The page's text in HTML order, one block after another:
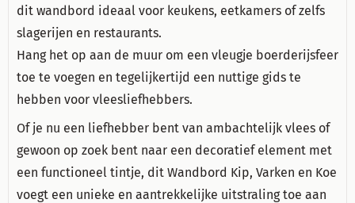
dit wandbord ideaal voor keukens, eetkamers of zelfs
slagerijen en restaurants.
Hang het op aan de muur om een vleugje boerderijsfeer
toe te voegen en tegelijkertijd een nuttige gids te
hebben voor vleesliefhebbers.
Of je nu een liefhebber bent van ambachtelijk vlees of
gewoon op zoek bent naar een decoratief element met
een functioneel tintje, dit Wandbord Kip, Varken en Koe
voegt een unieke en aantrekkelijke uitstraling toe aan